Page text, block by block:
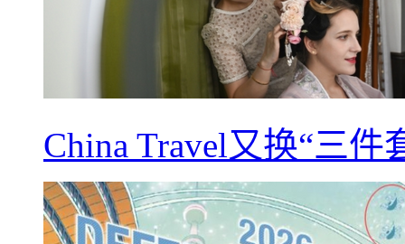
China Travel又换“三